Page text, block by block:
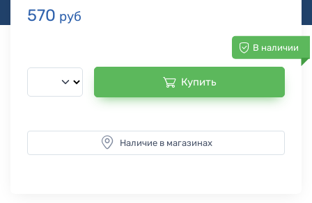
570 руб
В наличии
Купить
Наличие в магазинах